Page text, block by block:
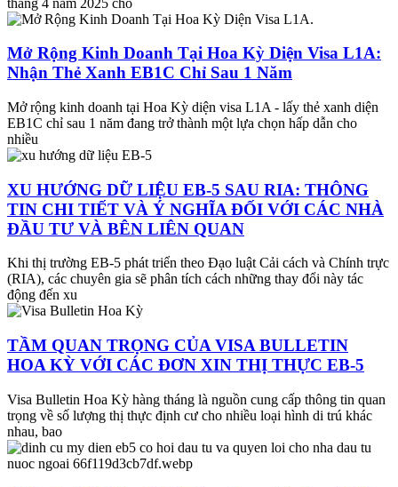
Mở Rộng Kinh Doanh Tại Hoa Kỳ Diện Visa L1A:
Nhận Thẻ Xanh EB1C Chỉ Sau 1 Năm
Mở rộng kinh doanh tại Hoa Kỳ diện visa L1A - lấy thẻ xanh diện
EB1C chỉ sau 1 năm đang trở thành một lựa chọn hấp dẫn cho
nhiều
XU HƯỚNG DỮ LIỆU EB-5 SAU RIA: THÔNG
TIN CHI TIẾT VÀ Ý NGHĨA ĐỐI VỚI CÁC NHÀ
ĐẦU TƯ VÀ BÊN LIÊN QUAN
Khi thị trường EB-5 phát triển theo Đạo luật Cải cách và Chính trực
(RIA), các chuyên gia sẽ phân tích cách những thay đổi này tác
động đến xu
TẦM QUAN TRỌNG CỦA VISA BULLETIN
HOA KỲ VỚI CÁC ĐƠN XIN THỊ THỰC EB-5
Visa Bulletin Hoa Kỳ hàng tháng là nguồn cung cấp thông tin quan
trọng về số lượng thị thực định cư cho nhiều loại hình di trú khác
nhau, bao